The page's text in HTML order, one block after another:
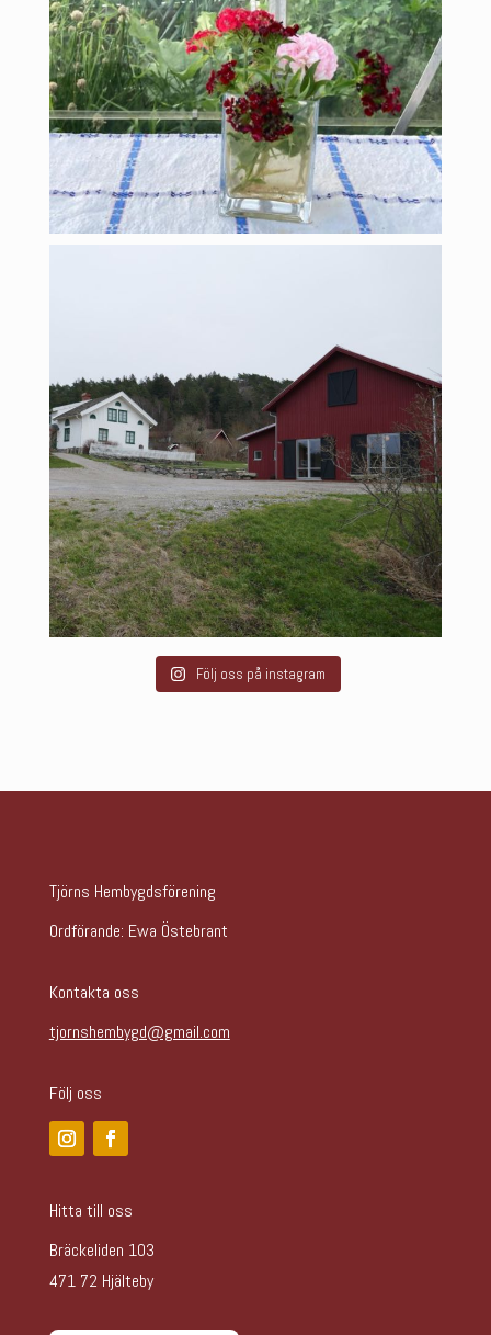
Följ oss på instagram
Tjörns Hembygdsförening
Ordförande: Ewa Östebrant
Kontakta oss
tjornshembygd@gmail.com
Följ oss
Hitta till oss
Bräckeliden 103
471 72 Hjälteby